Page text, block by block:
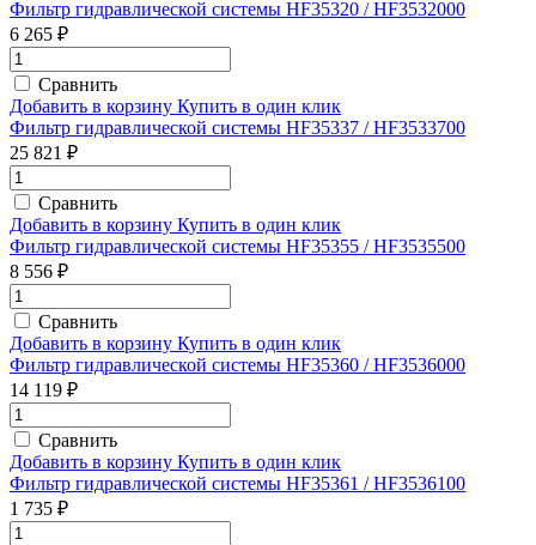
Фильтр гидравлической системы HF35320 / HF3532000
6 265 ₽
Сравнить
Добавить в корзину Купить в один клик
Фильтр гидравлической системы HF35337 / HF3533700
25 821 ₽
Сравнить
Добавить в корзину Купить в один клик
Фильтр гидравлической системы HF35355 / HF3535500
8 556 ₽
Сравнить
Добавить в корзину Купить в один клик
Фильтр гидравлической системы HF35360 / HF3536000
14 119 ₽
Сравнить
Добавить в корзину Купить в один клик
Фильтр гидравлической системы HF35361 / HF3536100
1 735 ₽